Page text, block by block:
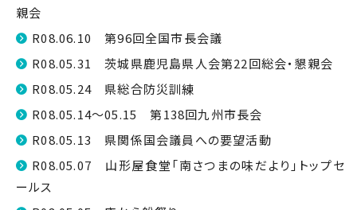
親会
R08.06.10 第96回全国市長会議
R08.05.31 茨城県鹿児島県人会第22回総会・懇親会
R08.05.24 県総合防災訓練
R08.05.14～05.15 第138回九州市長会
R08.05.13 県関係国会議員への要望活動
R08.05.07 山形屋食堂「南さつまの味だより」トップセ
ールス